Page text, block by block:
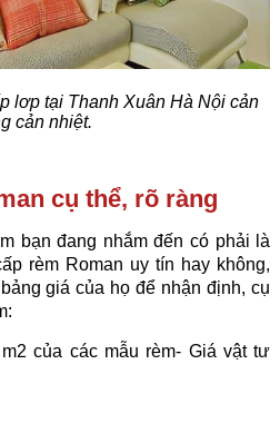
lơp tại Thanh Xuân Hà Nội cản
cản nhiệt.
cụ thể, rõ ràng
bạn đang nhắm đến có phải là
rèm Roman uy tín hay không,
giá của họ để nhận định, cụ
của các mẫu rèm- Giá vật tư